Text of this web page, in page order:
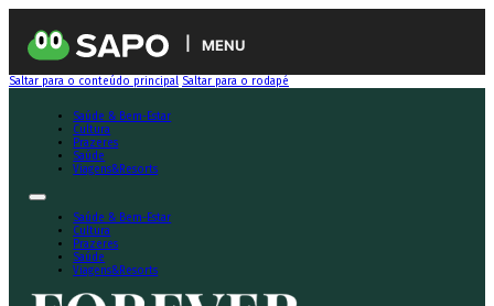
MENU
Saltar para o conteúdo principal Saltar para o rodapé
Saúde & Bem-Estar
Cultura
Prazeres
Saúde
Viagens&Resorts
Saúde & Bem-Estar
Cultura
Prazeres
Saúde
Viagens&Resorts